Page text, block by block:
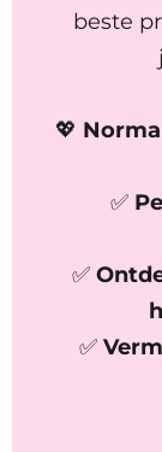
beste
💖
✅
✅
✅